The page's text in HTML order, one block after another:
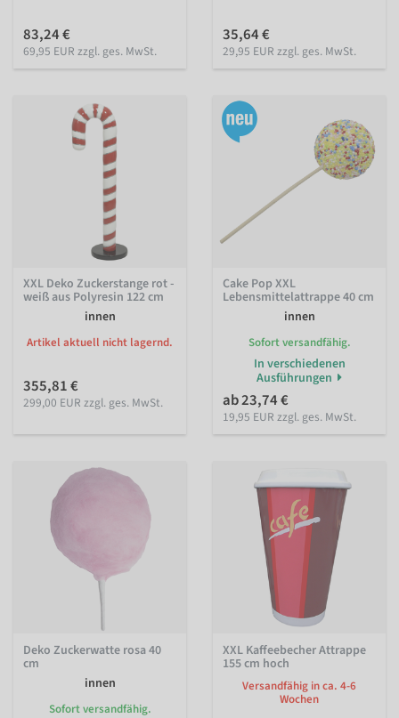
83,24 €
69,95 EUR zzgl. ges. MwSt.
35,64 €
29,95 EUR zzgl. ges. MwSt.
XXL Deko Zuckerstange rot -
weiß aus Polyresin 122 cm
innen
Artikel aktuell nicht lagernd.
355,81 €
299,00 EUR zzgl. ges. MwSt.
Cake Pop XXL
Lebensmittelattrappe 40 cm
innen
Sofort versandfähig.
In verschiedenen
Ausführungen
ab 23,74 €
19,95 EUR zzgl. ges. MwSt.
Deko Zuckerwatte rosa 40
cm
innen
Sofort versandfähig.
XXL Kaffeebecher Attrappe
155 cm hoch
Versandfähig in ca. 4-6
Wochen